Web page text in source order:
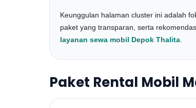
Keunggulan halaman cluster ini adalah
paket yang transparan, serta
layanan sewa mobil Depok Thalita
Paket Rental Mobil